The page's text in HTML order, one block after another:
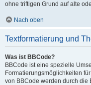
ohne triftigen Grund auf alte
Nach oben
Textformatierung und
Was ist BBCode?
BBCode ist eine spezielle
Formatierungsmöglichkeiten
von BBCode werden durch die